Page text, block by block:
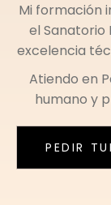
Mi formación
el Sanatorio
excelencia
Atiendo en
humano y
PEDIR